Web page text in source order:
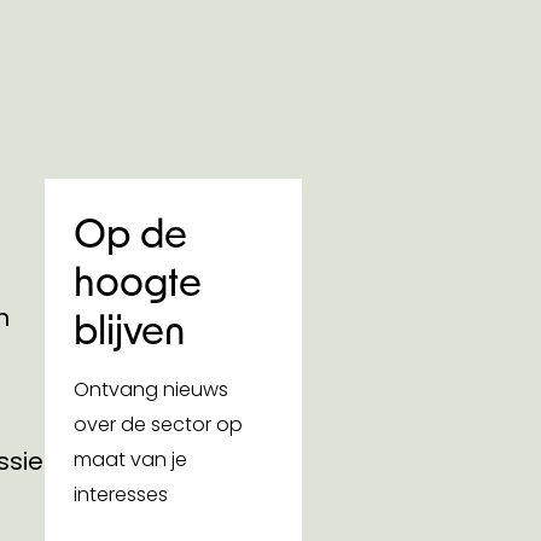
Op de
hoogte
blijven
Ontvang nieuws
over de sector op
maat van je
interesses